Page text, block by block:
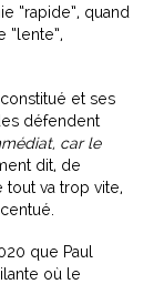
“rapide”, quand
“lente”,
et ses
défendent
car le
dit, de
tout va trop vite,
que Paul
où le